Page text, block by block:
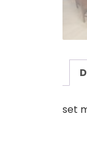
set